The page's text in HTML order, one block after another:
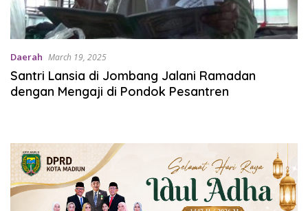
Daerah March 19, 2025
Santri Lansia di Jombang Jalani Ramadan
dengan Mengaji di Pondok Pesantren